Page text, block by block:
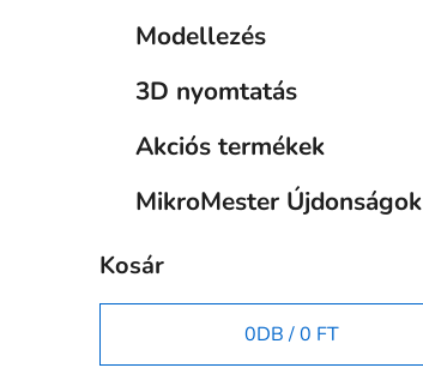
Modellezés
3D nyomtatás
Akciós termékek
MikroMester Újdonságok
Kosár
0DB /0 FT